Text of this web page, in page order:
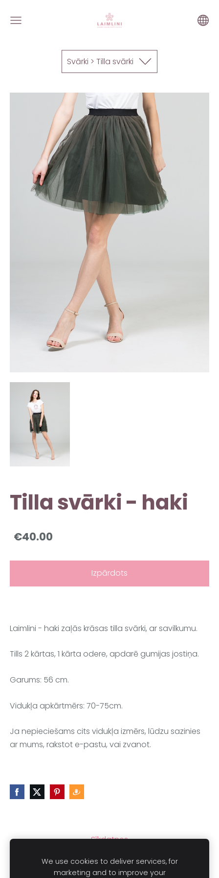
Svārki > Tilla svārki
Tilla svārki - haki
€40.00
Izpārdots
Laimlini - haki zaļās krāsas tilla svārki, ar savilkumu.
Tills 2 kārtas, 1 kārta odere, apdarē gumijas jostiņa.
Garums: 56 cm.
Vidukļa apkārtmērs: 70-75cm.
Ja nepieciešams cits vidukļa izmērs, lūdzu sazinies
ar mums, rakstot e-pastu, vai zvanot.
Sīkdatnes
We use cookies to deliver services, for
marketing and to improve your